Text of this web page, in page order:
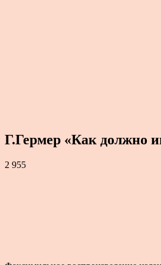
Г.Гермер «Как должно
2 955